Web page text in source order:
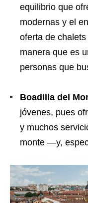
equilibrio que
modernas y el
oferta de
manera que es
personas que
Boadilla del
jóvenes, pues
y muchos
monte —y,